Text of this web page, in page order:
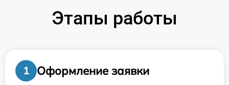
Этапы работы
1
Оформление заявки